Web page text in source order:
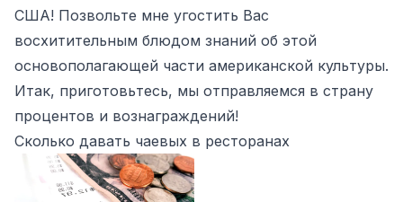
США! Позвольте мне угостить Вас
восхитительным блюдом знаний об этой
основополагающей части американской культуры.
Итак, приготовьтесь, мы отправляемся в страну
процентов и вознаграждений!
Сколько давать чаевых в ресторанах